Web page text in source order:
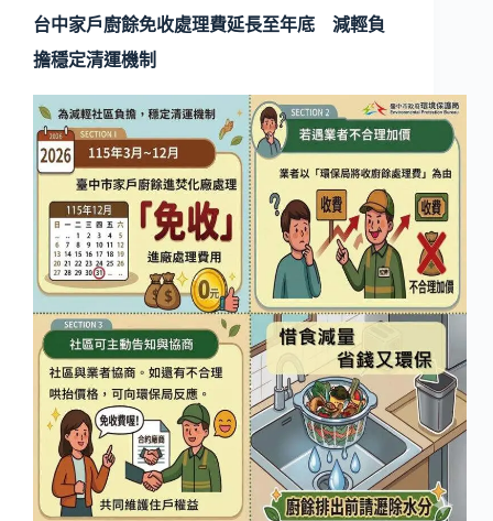
台中家戶廚餘免收處理費延長至年底 減輕負
擔穩定清運機制